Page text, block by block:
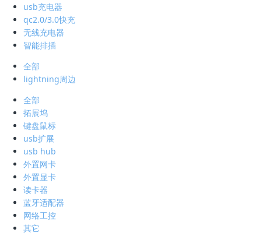
usb充电器
qc2.0/3.0快充
无线充电器
智能排插
全部
lightning周边
全部
拓展坞
键盘鼠标
usb扩展
usb hub
外置网卡
外置显卡
读卡器
蓝牙适配器
网络工控
其它